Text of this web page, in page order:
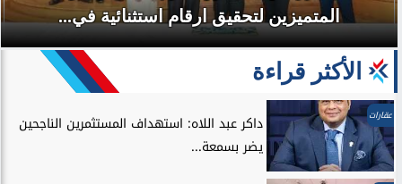
المتميزين لتحقيق ارقام استثنائية في...
الأكثر قراءة
عقارات
داكر عبد اللاه: استهداف المستثمرين الناجحين
يضر بسمعة...